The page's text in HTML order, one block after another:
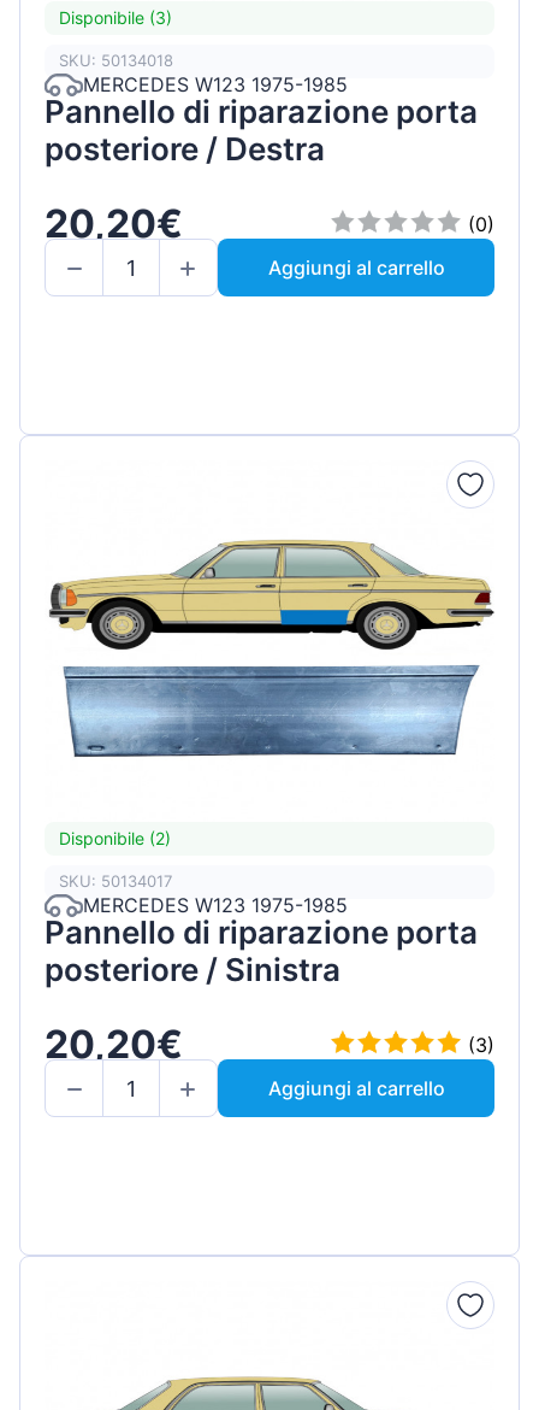
Disponibile (3)
SKU: 50134018
MERCEDES W123 1975-1985
Pannello di riparazione porta
posteriore / Destra
20,20€
(0)
Aggiungi al carrello
Disponibile (2)
SKU: 50134017
MERCEDES W123 1975-1985
Pannello di riparazione porta
posteriore / Sinistra
20,20€
(3)
Aggiungi al carrello